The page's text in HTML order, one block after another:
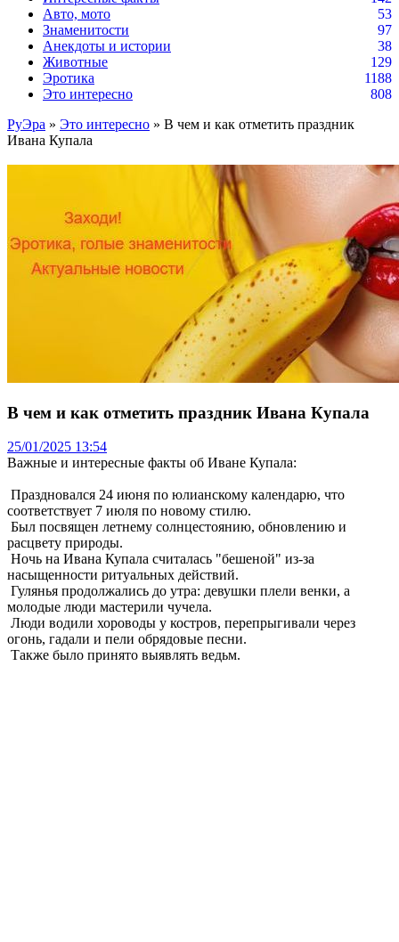
Авто, мото
53
Знаменитости
97
Анекдоты и истории
38
Животные
129
Эротика
1188
Это интересно
808
РуЭра » Это интересно » В чем и как отметить праздник
Ивана Купала
В чем и как отметить праздник Ивана Купала
25/01/2025 13:54
Важные и интересные факты об Иване Купала:
Праздновался 24 июня по юлианскому календарю, что
соответствует 7 июля по новому стилю.
Был посвящен летнему солнцестоянию, обновлению и
расцвету природы.
Ночь на Ивана Купала считалась "бешеной" из-за
насыщенности ритуальных действий.
Гулянья продолжались до утра: девушки плели венки, а
молодые люди мастерили чучела.
Люди водили хороводы у костров, перепрыгивали через
огонь, гадали и пели обрядовые песни.
Также было принято выявлять ведьм.